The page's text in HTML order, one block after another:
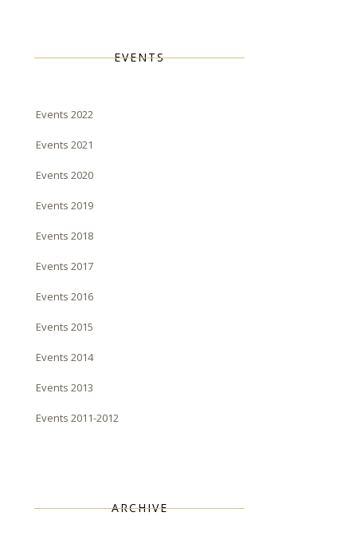
EVENTS
Events 2022
Events 2021
Events 2020
Events 2019
Events 2018
Events 2017
Events 2016
Events 2015
Events 2014
Events 2013
Events 2011-2012
ARCHIVE